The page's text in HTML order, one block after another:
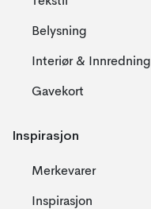
Belysning
Interiør & Innredning
Gavekort
Inspirasjon
Merkevarer
Inspirasjon